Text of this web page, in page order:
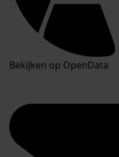
Bekijken op OpenData